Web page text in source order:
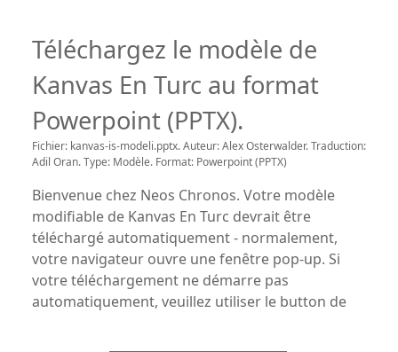
Téléchargez le modèle de
Kanvas En Turc au format
Powerpoint (PPTX).
Fichier: kanvas-is-modeli.pptx. Auteur: Alex Osterwalder. Traduction:
Adil Oran. Type: Modèle. Format: Powerpoint (PPTX)
Bienvenue chez Neos Chronos. Votre modèle
modifiable de Kanvas En Turc devrait être
téléchargé automatiquement - normalement,
votre navigateur ouvre une fenêtre pop-up. Si
votre téléchargement ne démarre pas
automatiquement, veuillez utiliser le button de